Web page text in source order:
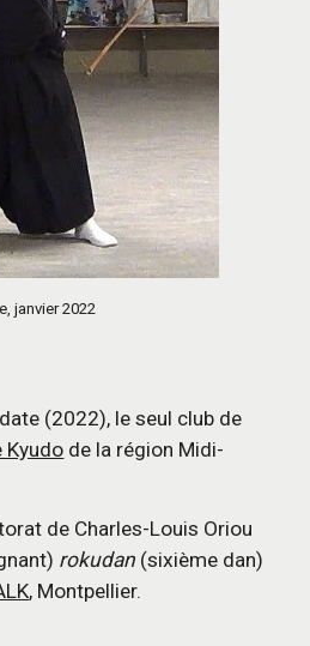
janvier 2022
(2022), le seul club de
Kyudo de la région Midi-
de Charles-Louis Oriou
rokudan (sixième dan)
, Montpellier.